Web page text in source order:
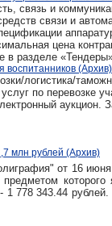
связь и
связи и
цена
в разделе
воспитанников (Архив)
логистика/
по перевозке
аукцион.
млн рублей (Архив)
от 16 июня
1 778 343.44